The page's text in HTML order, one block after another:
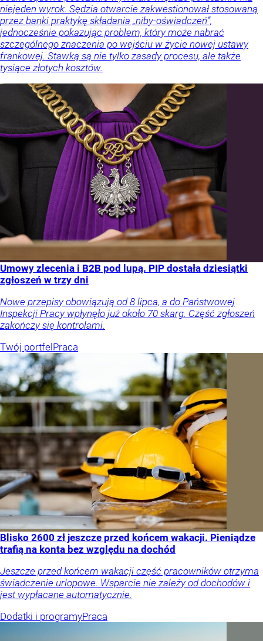
niejeden wyrok. Sędzia otwarcie zakwestionował stosowaną
przez banki praktykę składania „niby-oświadczeń”,
jednocześnie pokazując problem, który może nabrać
szczególnego znaczenia po wejściu w życie nowej ustawy
frankowej. Stawką są nie tylko zasady procesu, ale także
tysiące złotych kosztów.
Umowy zlecenia i B2B pod lupą. PIP dostała dziesiątki
zgłoszeń w trzy dni
Nowe przepisy obowiązują od 8 lipca, a do Państwowej
Inspekcji Pracy wpłynęło już około 70 skarg. Część zgłoszeń
zakończy się kontrolami.
Twój portfelPraca
Blisko 2600 zł jeszcze przed końcem wakacji. Pieniądze
trafią na konta bez względu na dochód
Jeszcze przed końcem wakacji część pracowników otrzyma
świadczenie urlopowe. Wsparcie nie zależy od dochodów i
jest wypłacane automatycznie.
Dodatki i programyPraca